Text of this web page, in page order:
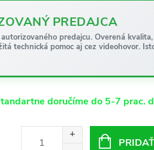
PREDAJCA
predajcu. Overená
technická pomoc aj cez videohovor.
doručíme do 5-7 prac.